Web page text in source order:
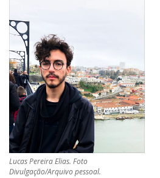
Lucas Pereira Elias. Foto
Divulgação/Arquivo pessoal.